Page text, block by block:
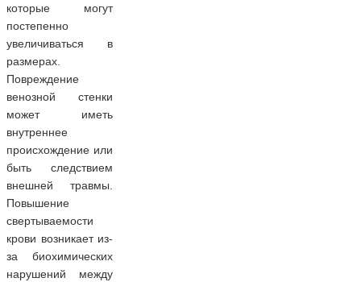
которые могут
постепенно
увеличиваться в
размерах.
Повреждение
венозной стенки
может иметь
внутреннее
происхождение или
быть следствием
внешней травмы.
Повышение
свертываемости
крови возникает из-
за биохимических
нарушений между